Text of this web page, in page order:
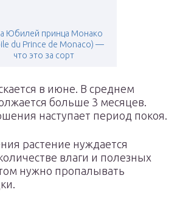
Юбилей принца Монако
du Prince de Monaco) —
что это за сорт
в июне. В среднем
больше 3 месяцев.
наступает период покоя.
растение нуждается
влаги и полезных
нужно пропалывать